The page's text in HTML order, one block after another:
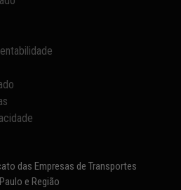
das Empresas de Transportes
e Região